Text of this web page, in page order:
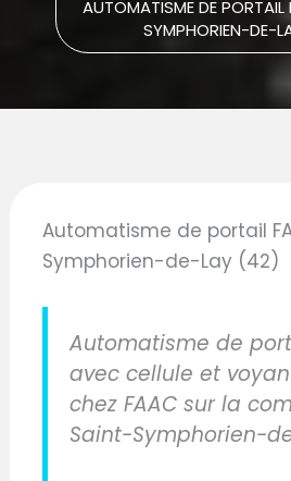
AUTOMATISME DE
SYMPHORIEN-DE-
Automatisme de portail
Symphorien-de-Lay (42)
Automatisme de
avec cellule et
chez FAAC sur la
Saint-Symphorien-